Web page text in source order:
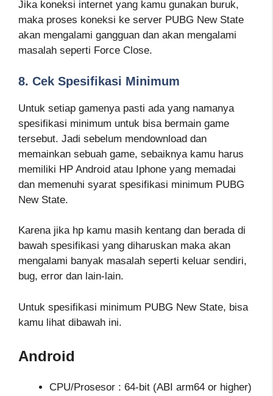
Jika koneksi internet yang kamu gunakan buruk,
maka proses koneksi ke server PUBG New State
akan mengalami gangguan dan akan mengalami
masalah seperti Force Close.
8. Cek Spesifikasi Minimum
Untuk setiap gamenya pasti ada yang namanya
spesifikasi minimum untuk bisa bermain game
tersebut. Jadi sebelum mendownload dan
memainkan sebuah game, sebaiknya kamu harus
memiliki HP Android atau Iphone yang memadai
dan memenuhi syarat spesifikasi minimum PUBG
New State.
Karena jika hp kamu masih kentang dan berada di
bawah spesifikasi yang diharuskan maka akan
mengalami banyak masalah seperti keluar sendiri,
bug, error dan lain-lain.
Untuk spesifikasi minimum PUBG New State, bisa
kamu lihat dibawah ini.
Android
CPU/Prosesor : 64-bit (ABI arm64 or higher)